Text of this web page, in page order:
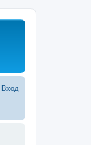
Вход